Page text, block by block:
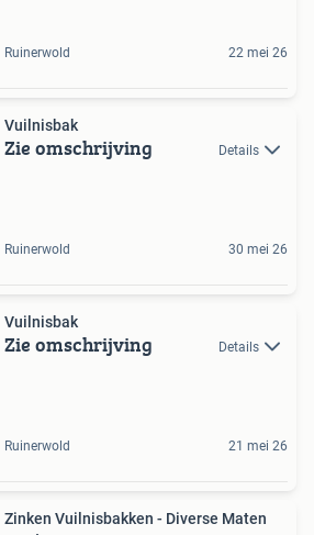
Ruinerwold 22 mei 26
Vuilnisbak
Zie omschrijving Details
Ruinerwold 30 mei 26
Vuilnisbak
Zie omschrijving Details
Ruinerwold 21 mei 26
Zinken Vuilnisbakken - Diverse Maten